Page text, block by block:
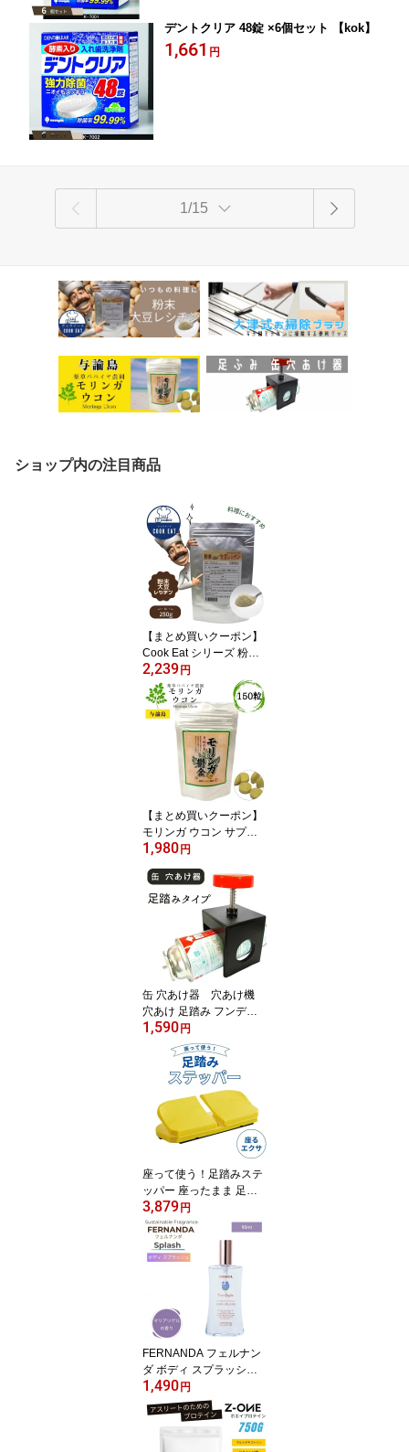
デントクリア 48錠 ×6個セット 【kok】
1,661 円
1/15
ショップ内の注目商品
【まとめ買いクーポン】
Cook Eat シリーズ 粉末
大豆レシチン 250g クッ
クイート レシピ 【10％
対象】
2,239円
【まとめ買いクーポン】
モリンガ ウコン サプリ
与論島 薬草パパイヤ農園
モリンガ鬱金 150粒 【1
0％対象】
1,980円
缶 穴あけ器 穴あけ機
穴あけ 足踏み フンデヌ
ーク
1,590円
座って使う！足踏みステ
ッパー 座ったまま 足踏
み 足ふみ 足ぶみ マシン
器具 健康器具 高齢者 静
音 エクササイズ
3,879円
FERNANDA フェルナン
ダ ボディ スプラッシュ
マリアリゲル 95ml レデ
ィース 女性 コスメ ギフ
ト
1,490円